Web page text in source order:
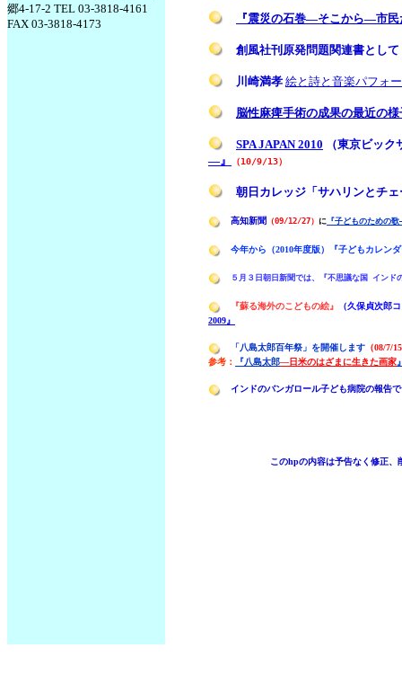
郷4-17-2 TEL 03-3818-4161
FAX 03-3818-4173
『震災の石巻―そこから―市民
創風社刊原発問題関連書とし
川崎満孝 絵と詩と音楽パフォ
脳性麻痺手術の成果の最近の
SPA JAPAN 2010 （東京ビッ
―』
（10/9/13）
朝日カレッジ「サハリンとチ
高知新聞 （09/12/27） に 『子どものための
今年から（2010年度版）『子どもカレン
５月３日朝日新聞では、『不思議な国 イン
『蘇る海外のこどもの絵』
（久保貞次郎
2009』
「八島太郎百年祭」を開催します （08/7/
参考：
『八島太郎―日米のはざまに生きた画家
インドのバンガロール子ども病院の報告
このhpの内容は予告なく修正、